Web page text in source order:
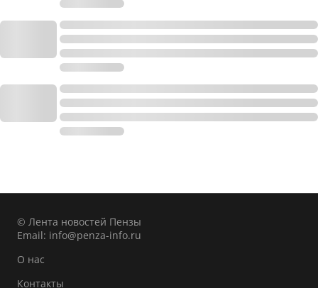
© Лента новостей Пензы
Email: info@penza-info.ru
О нас
Контакты